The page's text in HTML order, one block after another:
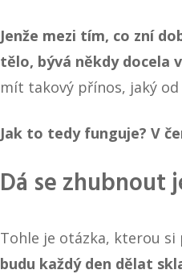
Jenže mezi tím, co zní
tělo, bývá někdy docela
mít takový přínos, jaký
Jak to tedy funguje? V
Dá se zhubnout
Tohle je otázka, kterou si
budu každý den dělat